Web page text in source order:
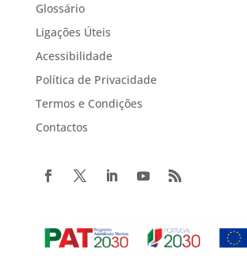
Glossário
Ligações Úteis
Acessibilidade
Política de Privacidade
Termos e Condições
Contactos